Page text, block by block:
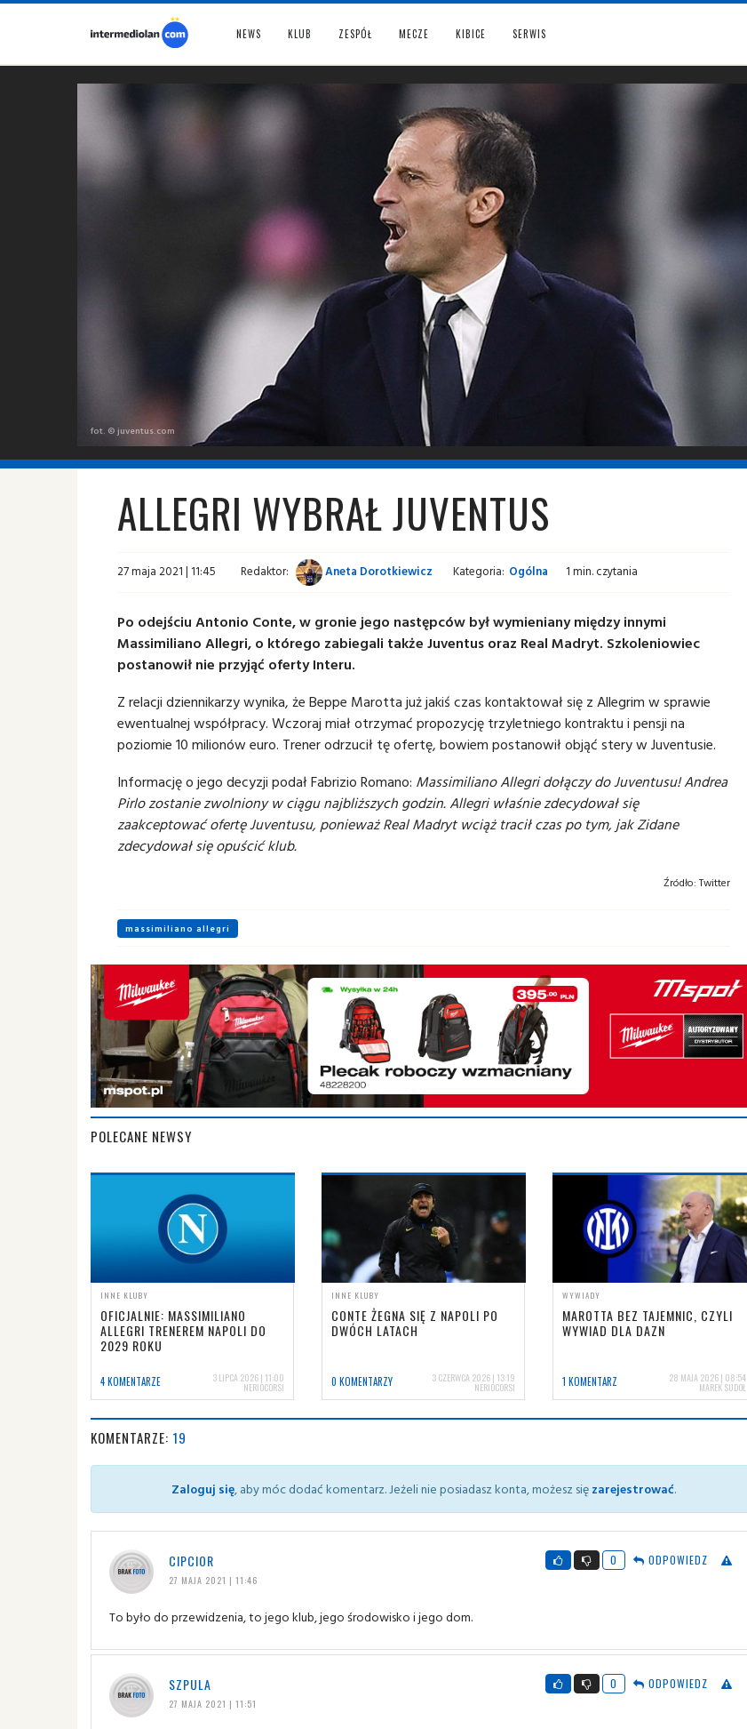
NEWS KLUB ZESPÓŁ MECZE KIBICE SERWIS
fot. © juventus.com
ALLEGRI WYBRAŁ JUVENTUS
27 maja 2021 | 11:45 Redaktor: Aneta Dorotkiewicz Kategoria: Ogólna 1 min. czytania
Po odejściu Antonio Conte, w gronie jego następców był wymieniany między innymi
Massimiliano Allegri, o którego zabiegali także Juventus oraz Real Madryt. Szkoleniowiec
postanowił nie przyjąć oferty Interu.
Z relacji dziennikarzy wynika, że Beppe Marotta już jakiś czas kontaktował się z Allegrim w sprawie
ewentualnej współpracy. Wczoraj miał otrzymać propozycję trzyletniego kontraktu i pensji na
poziomie 10 milionów euro. Trener odrzucił tę ofertę, bowiem postanowił objąć stery w Juventusie.
Informację o jego decyzji podał Fabrizio Romano: Massimiliano Allegri dołączy do Juventusu! Andrea
Pirlo zostanie zwolniony w ciągu najbliższych godzin. Allegri właśnie zdecydował się
zaakceptować ofertę Juventusu, ponieważ Real Madryt wciąż tracił czas po tym, jak Zidane
zdecydował się opuścić klub.
Źródło:Twitter
massimiliano allegri
POLECANE NEWSY
INNE KLUBY
OFICJALNIE: MASSIMILIANO
ALLEGRI TRENEREM NAPOLI DO
2029 ROKU
4 KOMENTARZE 3 LIPCA 2026 | 11:00
NERIOCORSI
INNE KLUBY
CONTE ŻEGNA SIĘ Z NAPOLI PO
DWÓCH LATACH
0 KOMENTARZY 3 CZERWCA 2026 | 13:19
NERIOCORSI
WYWIADY
MAROTTA BEZ TAJEMNIC, CZYLI
WYWIAD DLA DAZN
1 KOMENTARZ 28 MAJA 2026 | 08:54
MAREK SUDOŁ
KOMENTARZE: 19
Zaloguj się, aby móc dodać komentarz. Jeżeli nie posiadasz konta, możesz sięzarejestrować.
CIPCIOR
27 MAJA 2021 | 11:46
0 ODPOWIEDZ
To było do przewidzenia, to jego klub, jego środowisko i jego dom.
SZPULA
27 MAJA 2021 | 11:51
0 ODPOWIEDZ